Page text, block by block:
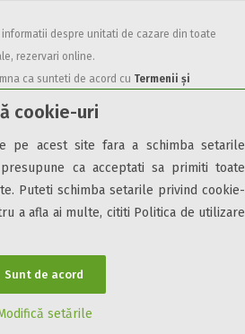
cookie-uri
pe acest site fara a schimba setarile
ca acceptati sa primiti toate
Puteti schimba setarile privind cookie-
a afla ai multe, cititi Politica de utilizare
Sunt de acord
setările
despre unitati de cazare din toate
rezervari online.
ca sunteti de acord cu Termenii și
Toate drepturile rezervate.